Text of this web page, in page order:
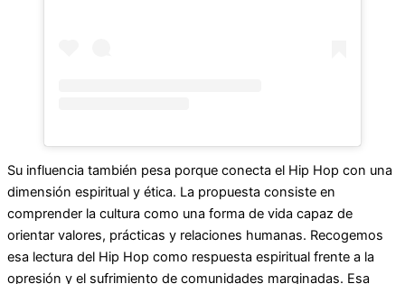
Su influencia también pesa porque conecta el Hip Hop con una
dimensión espiritual y ética. La propuesta consiste en
comprender la cultura como una forma de vida capaz de
orientar valores, prácticas y relaciones humanas. Recogemos
esa lectura del Hip Hop como respuesta espiritual frente a la
opresión y el sufrimiento de comunidades marginadas. Esa